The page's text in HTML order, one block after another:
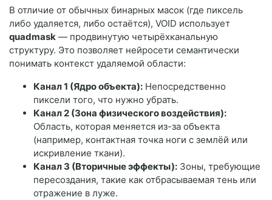
В отличие от обычных бинарных масок (где пиксель
либо удаляется, либо остаётся), VOID использует
quadmask — продвинутую четырёхканальную
структуру. Это позволяет нейросети семантически
понимать контекст удаляемой области:
Канал 1 (Ядро объекта): Непосредственно
пиксели того, что нужно убрать.
Канал 2 (Зона физического воздействия):
Область, которая меняется из-за объекта
(например, контактная точка ноги с землёй или
искривление ткани).
Канал 3 (Вторичные эффекты): Зоны, требующие
пересоздания, такие как отбрасываемая тень или
отражение в луже.